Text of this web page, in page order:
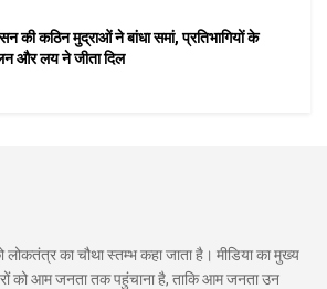
की कठिन मुद्राओं ने बांधा समां, प्रतिभागियों के
और लय ने जीता दिल
लोकतंत्र का चौथा स्तम्भ कहा जाता है। मीडिया का मुख्य
को आम जनता तक पहुंचाना है, ताकि आम जनता उन